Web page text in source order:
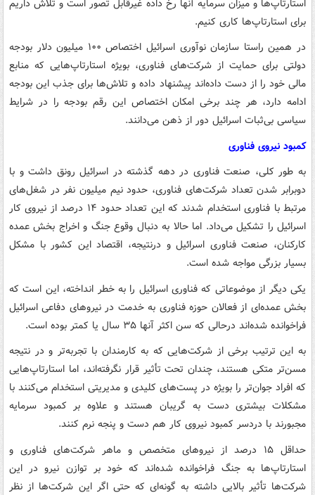
استارتاپ‌ها و میزان سرمایه آنها رخ داده غیرقابل تصور است و تلاش داریم
برای استارتاپ‌ها کاری کنیم.
در همین راستا سازمان نوآوری اسرائیل اختصاص ۱۰۰ میلیون دلار بودجه
دولتی برای حمایت از شرکت‌های فناوری، بویژه استارتاپ‌هایی که منابع
مالی خود را از دست داده‌اند پیشنهاد داده و تلاش‌ها برای جذب این بودجه
ادامه دارد، هر چند برخی امکان اختصاص این رقم بودجه را در شرایط
سیاسی بی‌ثبات اسرائیل دور از ذهن می‌دانند.
کمبود نیروی فناوری
به طور کلی، صنعت فناوری در دهه گذشته در اسرائیل رونق داشت و با
دوبرابر شدن تعداد شرکت‌های فناوری، حدود نیم میلیون نفر در شغل‌های
مرتبط با فناوری استخدام شدند که این تعداد حدود ۱۴ درصد از نیروی کار
اسرائیل را تشکیل می‌داد. اما حالا به دنبال وقوع جنگ و اخراج بخش عمده
کارکنان، صنعت فناوری اسرائیل و درنتیجه، اقتصاد این کشور با مشکل
بسیار بزرگی مواجه شده است.
یکی دیگر از موضوعاتی که فناوری اسرائیل را به خطر انداخته، این است که
بخش عمده‌ای از فعالان حوزه فناوری به خدمت در نیروهای دفاعی اسرائیل
فراخوانده شده‌اند درحالی که سن اکثر آنها ۳۵ سال یا کمتر بوده است.
به این ترتیب برخی از شرکت‌هایی که به کارمندان با تجربه‌تر و در نتیجه
مسن‌تر متکی هستند، چندان تحت تأثیر قرار نگرفته‌اند، اما استارتاپ‌هایی
که افراد جوان‌تر را بویژه در پست‌های کلیدی و مدیریتی استخدام می‌کنند با
مشکلات بیشتری دست به گریبان هستند و علاوه بر کمبود سرمایه
مجبورند با دردسر کمبود نیروی کار هم دست و پنجه نرم کنند.
حداقل ۱۵ درصد از نیروهای متخصص و ماهر شرکت‌های فناوری و
استارتاپ‌ها به جنگ فراخوانده شده‌اند که خود بر توازن نیرو در این
شرکت‌ها تأثیر بالایی داشته به گونه‌ای که حتی اگر این شرکت‌ها از نظر